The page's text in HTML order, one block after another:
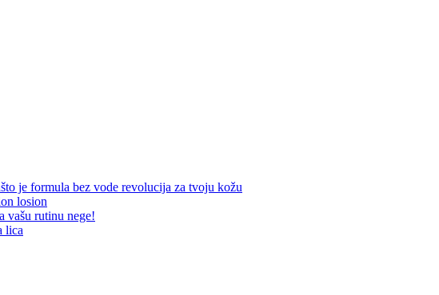
je formula bez vode revolucija za tvoju kožu
losion
vašu rutinu nege!
lica